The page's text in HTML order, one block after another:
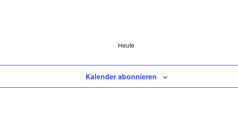
Heute
Kalender abonnieren